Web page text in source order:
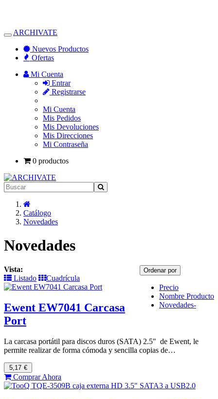
Alternar
Navegación
ARCHIVATE
Nuevos Productos
Ofertas
Mi Cuenta
Entrar
Registrarse
Mi Cuenta
Mis Pedidos
Mis Devoluciones
Mis Direcciones
Mi Contraseña
0 productos
Catálogo
Novedades
Novedades
Ordenar por
Precio
Nombre Producto
Novedades-
Vista:
Listado
Cuadrícula
Ewent EW7041 Carcasa
Port
La carcasa portátil para discos duros (SATA) 2.5" de Ewent, le
permite realizar de forma cómoda y sencilla copias de…
5,17 €
Comprar Ahora